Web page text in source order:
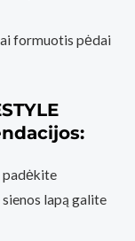
formuotis pėdai
padėkite
lapą galite